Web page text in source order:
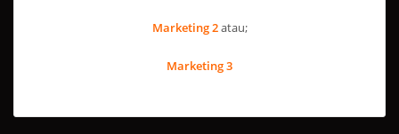
Marketing 2atau;
Marketing 3